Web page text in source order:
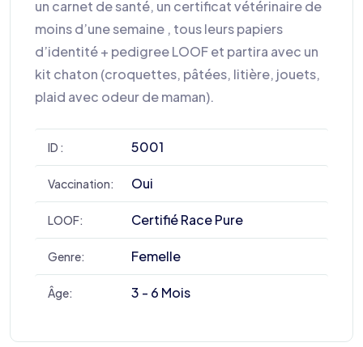
un carnet de santé, un certificat vétérinaire de
moins d’une semaine , tous leurs papiers
d’identité + pedigree LOOF et partira avec un
kit chaton (croquettes, pâtées, litière, jouets,
plaid avec odeur de maman).
ID : 5001
Vaccination: Oui
LOOF: Certifié Race Pure
Genre: Femelle
Âge: 3 - 6 Mois